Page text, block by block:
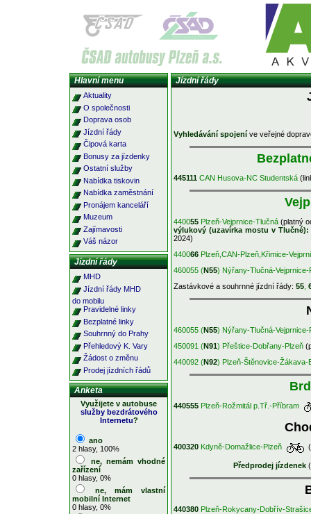
Jízdní řády
Vyhledávání spojení ve veřejné
445111 CAN Husova-NC Studentská
440055 Plzeň-Vejprnice-Tlučná (platný
výlukový (uzavírka mostu v Tlučné):
2024)
440066 Plzeň,CAN-Plzeň,Křimice-
460055 (N55) Nýřany-Tlučná-Vejprnice-
Zastávkové a souhrnné jízdní řády: 55
460055 (N55) Nýřany-Tlučná-Vejprnice-
450091 (N91) Přeštice-Dobřany-Plzeň
440092 (N92) Plzeň-Štěnovice-Žákava-
440555 Plzeň-Rožmitál p.Tř.-Příbram
400320 Kdyně-Domažlice-Plzeň
Předprodej jízdenek
440380 Plzeň-Rokycany-Dobřív-
Hlavní menu
Aktuality
O společnosti
Doprava osob
Jízdní řády
Čipová karta
Bonusy za jízdenky
Ostatní služby
Nabídka tiskovin
Nabídka zaměstnání
Pronájem kanceláří
Muzeum
Zajímavosti
Váš názor
Jízdní řády
MHD
Jízdní řády MHD
do mobilu
Pravidelné linky
Bezplatné linky
Souhrnný do Prahy
Přehledový K. Vary
Žádost o změnu
Prodej jízdních řádů
Anketa
Využijete v autobuse
služby bezdrátového
Internetu?
ano
2 hlasy, 100%
ne, nemám vhodné
zařízení
0 hlasy, 0%
ne, mám vlastní
mobilní Internet
0 hlasy, 0%